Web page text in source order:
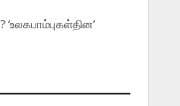
‘உலகபாம்புகள்தின’